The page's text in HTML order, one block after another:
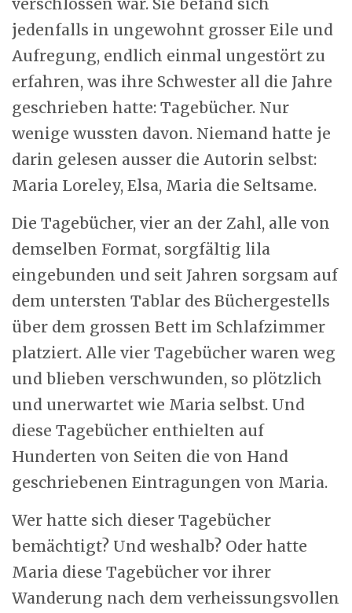
verschlossen war. Sie befand sich
jedenfalls in ungewohnt grosser Eile und
Aufregung, endlich einmal ungestört zu
erfahren, was ihre Schwester all die Jahre
geschrieben hatte: Tagebücher. Nur
wenige wussten davon. Niemand hatte je
darin gelesen ausser die Autorin selbst:
Maria Loreley, Elsa, Maria die Seltsame.
Die Tagebücher, vier an der Zahl, alle von
demselben Format, sorgfältig lila
eingebunden und seit Jahren sorgsam auf
dem untersten Tablar des Büchergestells
über dem grossen Bett im Schlafzimmer
platziert. Alle vier Tagebücher waren weg
und blieben verschwunden, so plötzlich
und unerwartet wie Maria selbst. Und
diese Tagebücher enthielten auf
Hunderten von Seiten die von Hand
geschriebenen Eintragungen von Maria.
Wer hatte sich dieser Tagebücher
bemächtigt? Und weshalb? Oder hatte
Maria diese Tagebücher vor ihrer
Wanderung nach dem verheissungsvollen